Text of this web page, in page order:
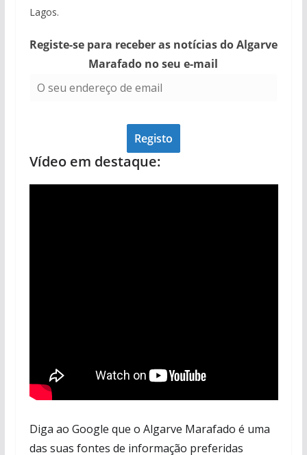
Lagos.
Registe-se para receber as notícias do Algarve
Marafado no seu e-mail
Vídeo em destaque:
Diga ao Google que o Algarve Marafado é uma
das suas fontes de informação preferidas